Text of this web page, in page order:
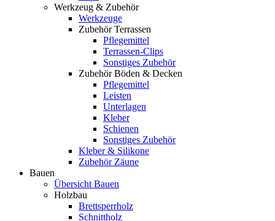
Werkzeug & Zubehör
Werkzeuge
Zubehör Terrassen
Pflegemittel
Terrassen-Clips
Sonstiges Zubehör
Zubehör Böden & Decken
Pflegemittel
Leisten
Unterlagen
Kleber
Schienen
Sonstiges Zubehör
Kleber & Silikone
Zubehör Zäune
Bauen
Übersicht Bauen
Holzbau
Brettsperrholz
Schnittholz